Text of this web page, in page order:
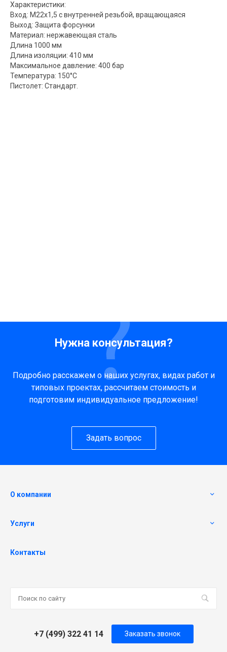
Характеристики:
Вход: M22x1,5 с внутренней резьбой, вращающаяся
Выход: Защита форсунки
Материал: нержавеющая сталь
Длина 1000 мм
Длина изоляции: 410 мм
Максимальное давление: 400 бар
Температура: 150°С
Пистолет: Стандарт.
Нужна консультация?
Подробно расскажем о наших услугах, видах работ и
типовых проектах, рассчитаем стоимость и
подготовим индивидуальное предложение!
Задать вопрос
О компании
Услуги
Контакты
+7 (499) 322 41 14 Заказать звонок